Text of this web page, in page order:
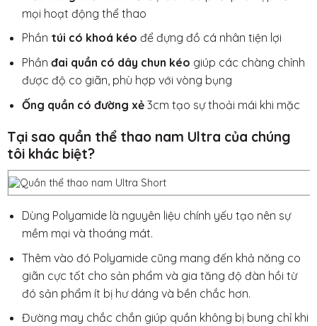
mọi hoạt động thể thao
Phần túi có khoá kéo để đựng đồ cá nhân tiện lợi
Phần đai quần có dây chun kéo giúp các chàng chỉnh
được độ co giãn, phù hợp với vòng bụng
Ống quần có đường xẻ3cm tạo sự thoải mái khi mặc
Tại sao quần thể thao nam Ultra của chúng
tôi khác biệt?
Dùng Polyamide là nguyên liệu chính yếu tạo nên sự
mềm mại và thoáng mát.
Thêm vào đó Polyamide cũng mang đến khả năng co
giãn cực tốt cho sản phẩm và gia tăng độ đàn hồi từ
đó sản phẩm ít bị hư dáng và bền chắc hơn.
Đường may chắc chắn giúp quần không bị bung chỉ khi